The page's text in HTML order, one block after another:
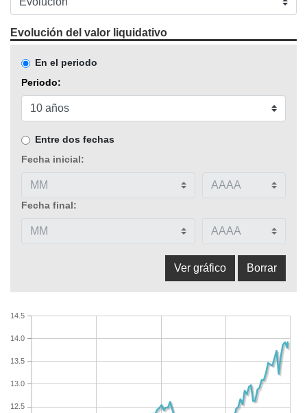
Evolución del valor liquidativo
En el periodo
Periodo:
Entre dos fechas
Fecha inicial:
Fecha final:
12.5
13.0
13.5
14.0
14.5